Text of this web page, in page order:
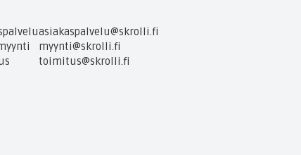
asiakaspalvelu@skrolli.fi
myynti@skrolli.fi
toimitus@skrolli.fi